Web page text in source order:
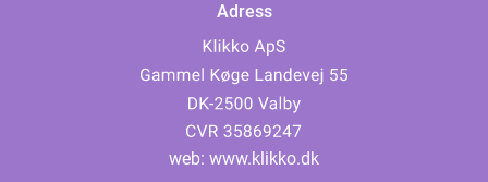
Adress
web: www.klikko.dk